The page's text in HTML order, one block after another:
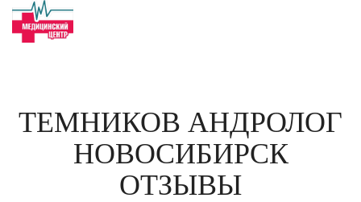
ТЕМНИКОВ АНДРОЛОГ
НОВОСИБИРСК
ОТЗЫВЫ